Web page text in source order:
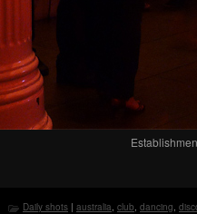
Daily shots | australia, club, dancing,